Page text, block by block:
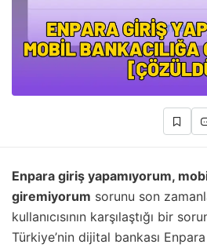
Enpara giriş yapamıyorum,
giremiyorum sorunu son
kullanıcısının karşılaştığı bir
Türkiye’nin dijital bankası Enpara